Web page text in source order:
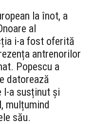
la înot, a
al
i-a fost oferită
antrenorilor
Popescu a
datorează
l-a susținut și
mulțumind
său.